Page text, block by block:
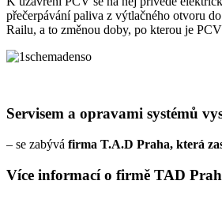
přečerpávání paliva z výtlačného otvoru
Railu, a to změnou doby, po kterou je
Servisem a opravami systémů
– se zabývá firma T.A.D Praha, která
Více informací o firmě TAD